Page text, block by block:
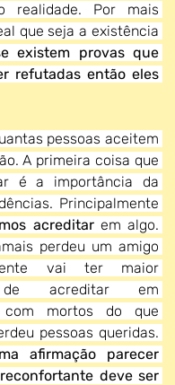
realidade. Por mais
que seja a existência
existem provas que
refutadas então eles
pessoas aceitem
A primeira coisa que
é a importância da
Principalmente
acreditar em algo.
perdeu um amigo
vai ter maior
de acreditar em
com mortos do que
afirmação parecer
deve ser